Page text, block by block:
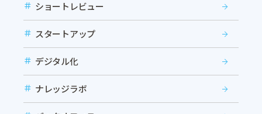
ショートレビュー
スタートアップ
デジタル化
ナレッジラボ